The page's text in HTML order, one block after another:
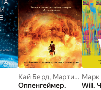
Кай Берд, Мартин Дж. Шервин
Оппенгеймер.
Марк
Will.